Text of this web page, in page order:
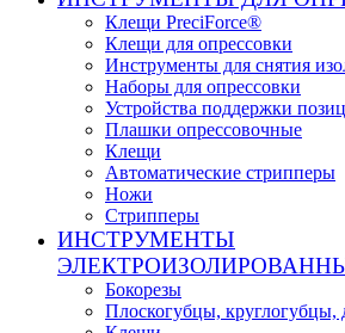
Клещи PreciForce®
Клещи для опрессовки
Инструменты для снятия
Наборы для опрессовки
Устройства поддержки
Плашки опрессовочные
Клещи
Автоматические стрипперы
Ножи
Стрипперы
ИНСТРУМЕНТЫ
Бокорезы
Плоскогубцы, круглогубцы,